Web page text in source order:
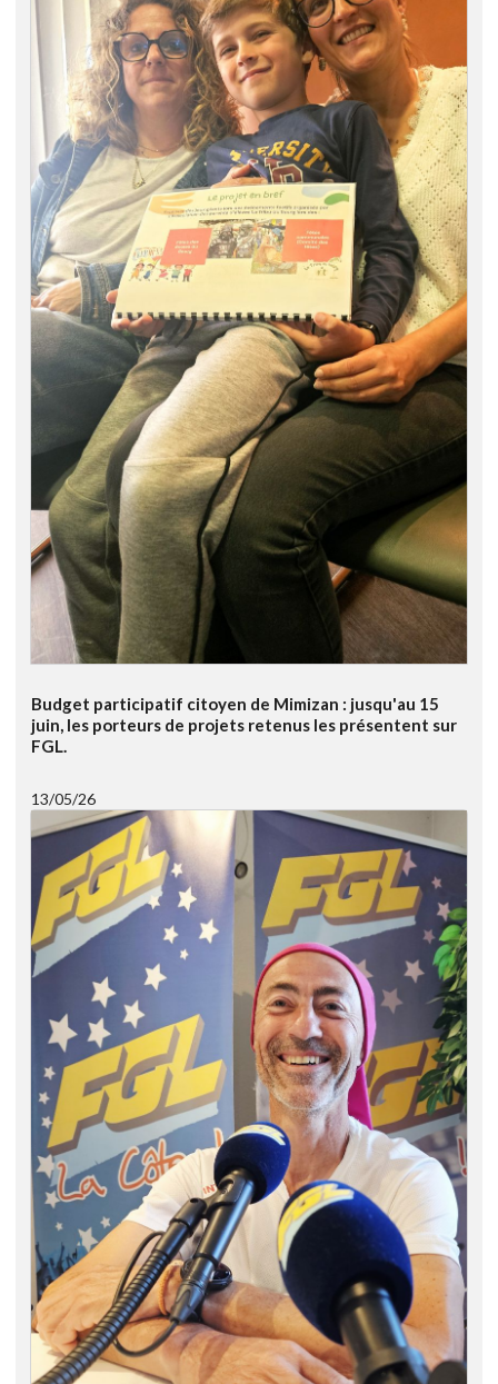
Budget participatif citoyen de Mimizan : jusqu'au 15
juin, les porteurs de projets retenus les présentent sur
FGL.
13/05/26